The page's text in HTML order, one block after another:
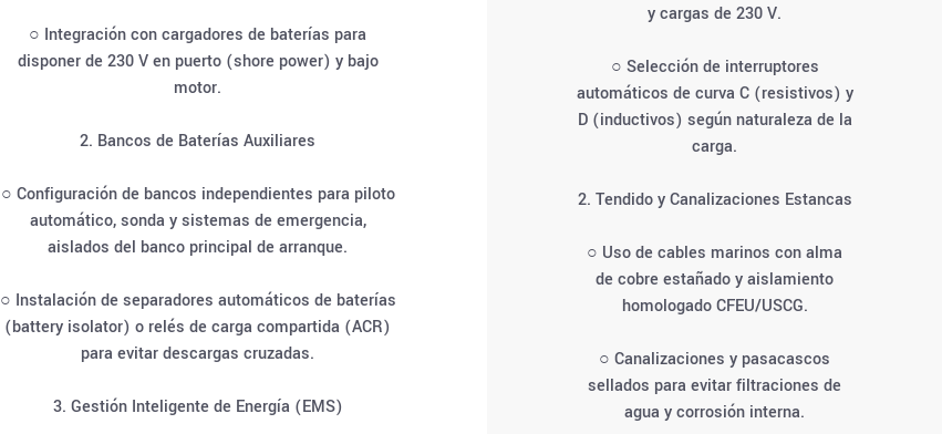
○ Integración con cargadores de baterías para
disponer de 230 V en puerto (shore power) y bajo
motor.
2. Bancos de Baterías Auxiliares
○ Configuración de bancos independientes para piloto
automático, sonda y sistemas de emergencia,
aislados del banco principal de arranque.
○ Instalación de separadores automáticos de baterías
(battery isolator) o relés de carga compartida (ACR)
para evitar descargas cruzadas.
3. Gestión Inteligente de Energía (EMS)
y cargas de 230 V.
○ Selección de interruptores
automáticos de curva C (resistivos) y
D (inductivos) según naturaleza de la
carga.
2. Tendido y Canalizaciones Estancas
○ Uso de cables marinos con alma
de cobre estañado y aislamiento
homologado CFEU/USCG.
○ Canalizaciones y pasacascos
sellados para evitar filtraciones de
agua y corrosión interna.